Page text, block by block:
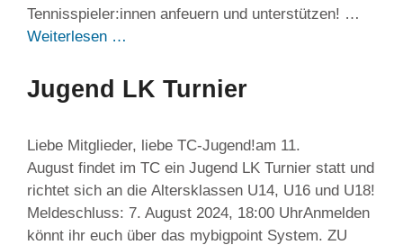
Tennisspieler:innen anfeuern und unterstützen! …
Weiterlesen …
Jugend LK Turnier
Liebe Mitglieder, liebe TC-Jugend!am 11.
August findet im TC ein Jugend LK Turnier statt und
richtet sich an die Altersklassen U14, U16 und U18!
Meldeschluss: 7. August 2024, 18:00 UhrAnmelden
könnt ihr euch über das mybigpoint System. ZU